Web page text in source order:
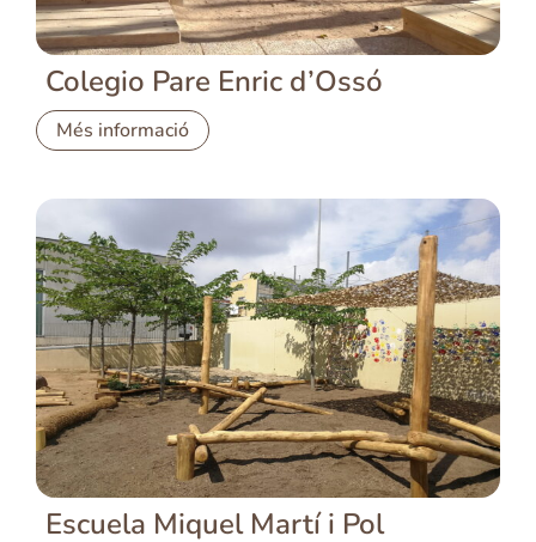
Colegio Pare Enric d’Ossó
Més informació
Escuela Miquel Martí i Pol